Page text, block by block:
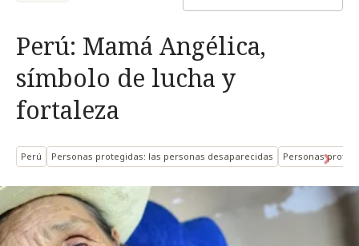
Perú: Mamá Angélica,
símbolo de lucha y
fortaleza
Perú Personas protegidas: las personas desaparecidas Personas